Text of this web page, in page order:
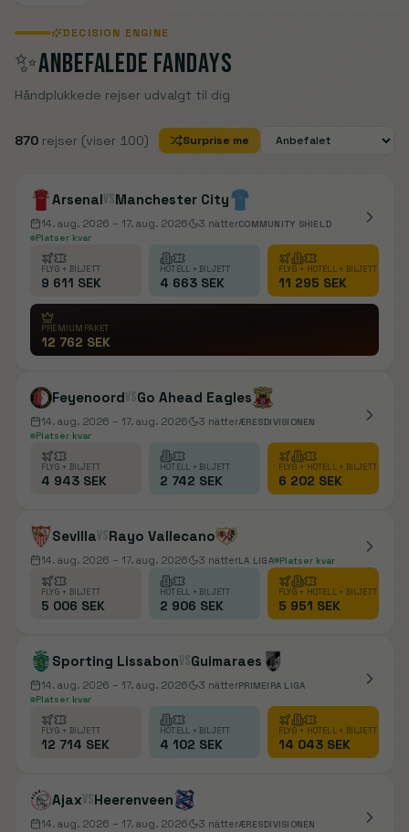
DECISION ENGINE
✨ANBEFALEDE FANDAYS
Håndplukkede rejser udvalgt til dig
870 rejser (viser 100) Surprise me
ArsenalvsManchester City
14. aug. 2026 – 17. aug. 2026 3 nätterCOMMUNITY SHIELD
Platser kvar
FLYG + BILJETT
9 611 SEK
HOTELL + BILJETT
4 663 SEK
FLYG + HOTELL + BILJETT
11 295 SEK
PREMIUMPAKET
12 762 SEK
FeyenoordvsGo Ahead Eagles
14. aug. 2026 – 17. aug. 2026 3 nätterÆRESDIVISIONEN
Platser kvar
FLYG + BILJETT
4 943 SEK
HOTELL + BILJETT
2 742 SEK
FLYG + HOTELL + BILJETT
6 202 SEK
SevillavsRayo Vallecano
14. aug. 2026 – 17. aug. 2026 3 nätterLA LIGA Platser kvar
FLYG + BILJETT
5 006 SEK
HOTELL + BILJETT
2 906 SEK
FLYG + HOTELL + BILJETT
5 951 SEK
Sporting LissabonvsGuimaraes
14. aug. 2026 – 17. aug. 2026 3 nätterPRIMEIRA LIGA
Platser kvar
FLYG + BILJETT
12 714 SEK
HOTELL + BILJETT
4 102 SEK
FLYG + HOTELL + BILJETT
14 043 SEK
AjaxvsHeerenveen
14. aug. 2026 – 17. aug. 2026 3 nätterÆRESDIVISIONEN